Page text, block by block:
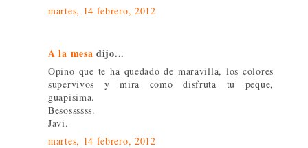
martes, 14 febrero, 2012
A la mesa dijo...
Opino que te ha quedado de maravilla, los colores
supervivos y mira como disfruta tu peque,
guapisima.
Besossssss.
Javi.
martes, 14 febrero, 2012